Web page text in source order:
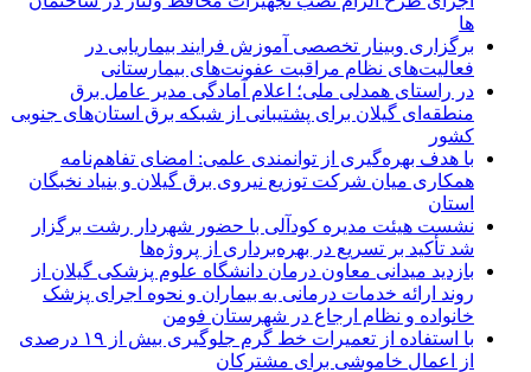
ها
برگزاری وبینار تخصصی آموزش فرایند بیماریابی در
فعالیت‌های نظام مراقبت عفونت‌های بیمارستانی
در راستای همدلی ملی؛ اعلام آمادگی مدیر عامل برق
منطقه‌ای گیلان برای پشتیبانی از شبكه برق استان‌های جنوبی
كشور
با هدف بهره‌گیری از توانمندی علمی: امضای تفاهم‌نامه
همكاری میان شركت توزیع نیروی برق گیلان و بنیاد نخبگان
استان
نشست هیئت مدیره کودآلی با حضور شهردار رشت برگزار
شد تأکید بر تسریع در بهره‌برداری از پروژه‌ها
بازدید میدانی معاون درمان دانشگاه علوم پزشکی گیلان از
روند ارائه خدمات درمانی به بیماران و نحوه اجرای پزشک
خانواده و نظام ارجاع در شهرستان فومن
با استفاده از تعمیرات خط گرم جلوگیری بیش از ۱۹ درصدی
از اعمال خاموشی برای مشتركان